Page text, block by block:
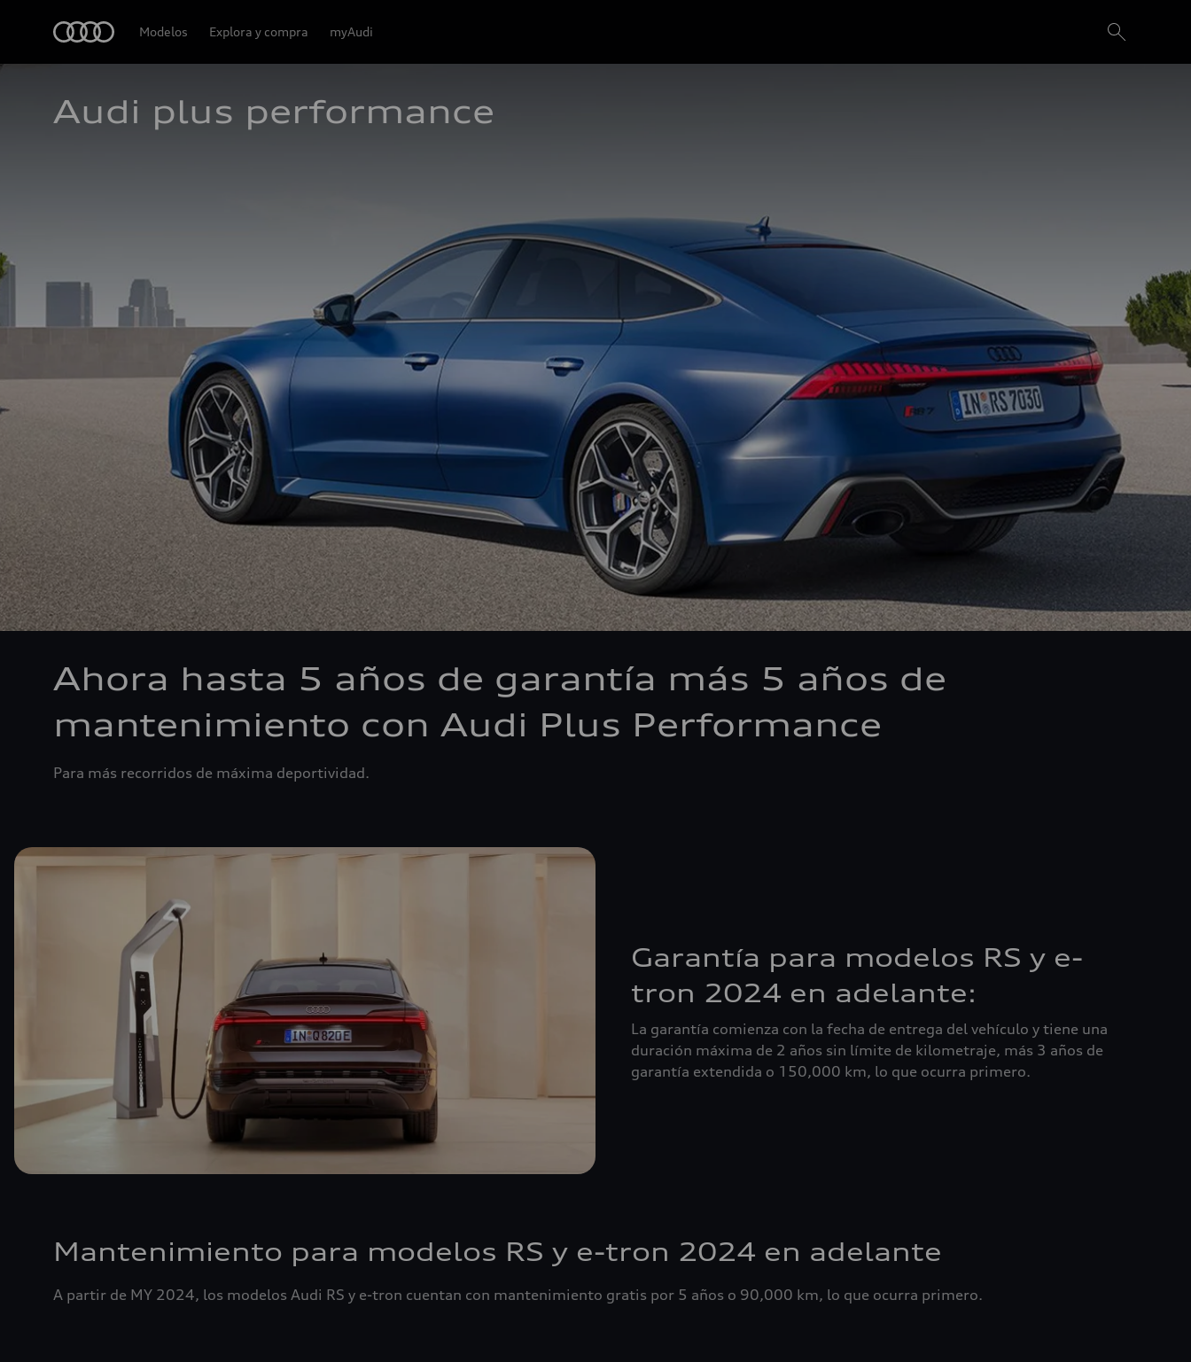
Modelos Explora y compra myAudi
Audi plus performance
Ahora hasta 5 años de garantía más 5 años de
mantenimiento con Audi Plus Performance
Para más recorridos de máxima deportividad.
Garantía para modelos RS y e-
tron 2024 en adelante:
La garantía comienza con la fecha de entrega del vehículo y tiene una
duración máxima de 2 años sin límite de kilometraje, más 3 años de
garantía extendida o 150,000 km, lo que ocurra primero.
Mantenimiento para modelos RS y e-tron 2024 en adelante
A partir de MY 2024, los modelos Audi RS y e-tron cuentan con mantenimiento gratis por 5 años o 90,000 km, lo que ocurra primero.